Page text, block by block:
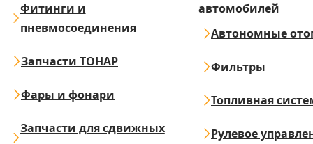
Фитинги и
пневмосоединения
Запчасти ТОНАР
Фары и фонари
Запчасти для сдвижных
автомобилей
Автономные
Фильтры
Топливная
Рулевое